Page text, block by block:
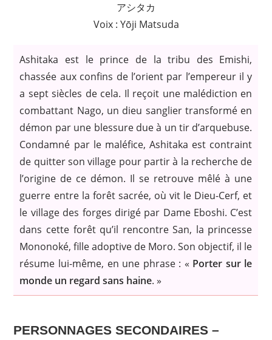
アシタカ
Voix : Yōji Matsuda
Ashitaka est le prince de la tribu des Emishi,
chassée aux confins de l’orient par l’empereur il y
a sept siècles de cela. Il reçoit une malédiction en
combattant Nago, un dieu sanglier transformé en
démon par une blessure due à un tir d’arquebuse.
Condamné par le maléfice, Ashitaka est contraint
de quitter son village pour partir à la recherche de
l’origine de ce démon. Il se retrouve mêlé à une
guerre entre la forêt sacrée, où vit le Dieu-Cerf, et
le village des forges dirigé par Dame Eboshi. C’est
dans cette forêt qu’il rencontre San, la princesse
Mononoké, fille adoptive de Moro. Son objectif, il le
résume lui-même, en une phrase : « Porter sur le
monde un regard sans haine. »
PERSONNAGES SECONDAIRES –